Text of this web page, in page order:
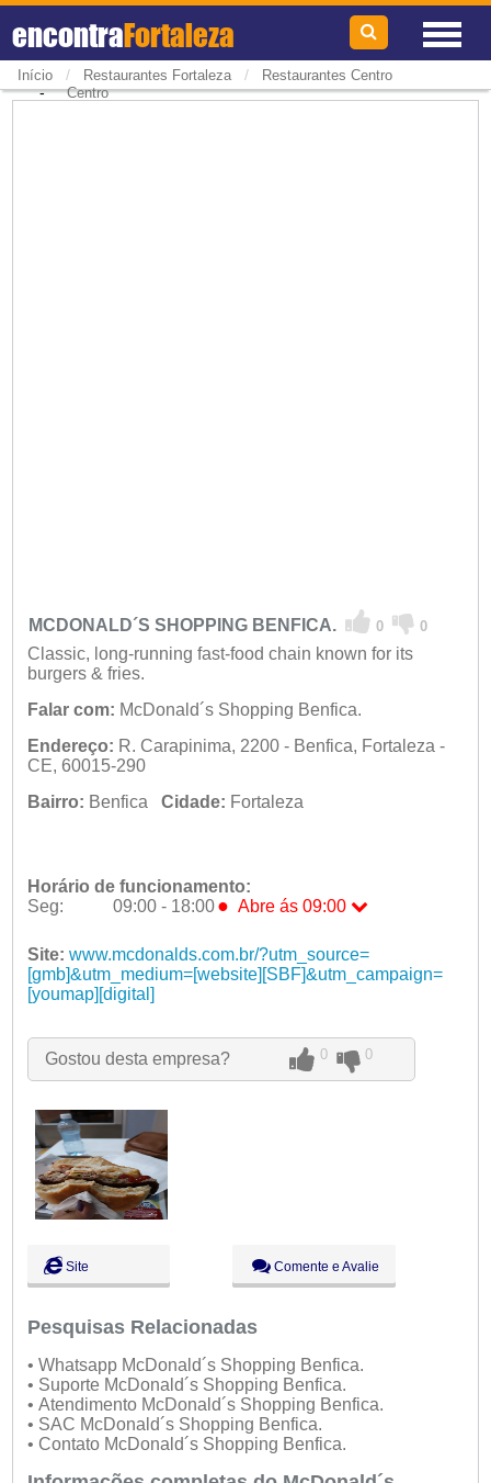
encontraFortaleza
Início / Restaurantes Fortaleza / Restaurantes Centro
-Centro
MCDONALD´S SHOPPING BENFICA. 0 0
Classic, long-running fast-food chain known for its
burgers & fries.
Falar com: McDonald´s Shopping Benfica.
Endereço: R. Carapinima, 2200 - Benfica, Fortaleza -
CE, 60015-290
Bairro: Benfica Cidade: Fortaleza
Horário de funcionamento:
Seg:
09:00 - 18:00 ● Abre ás 09:00
Ter:
09:00 - 18:00
Qua:
09:00 - 18:00
Qui:
09:00 - 18:00
Sáb:
Fechado
Dom:
Fechado
Site: www.mcdonalds.com.br/?utm_source=
[gmb]&utm_medium=[website][SBF]&utm_campaign=
[youmap][digital]
Gostou desta empresa? 0 0
Site Comente e Avalie
Pesquisas Relacionadas
• Whatsapp McDonald´s Shopping Benfica.
• Suporte McDonald´s Shopping Benfica.
• Atendimento McDonald´s Shopping Benfica.
• SAC McDonald´s Shopping Benfica.
• Contato McDonald´s Shopping Benfica.